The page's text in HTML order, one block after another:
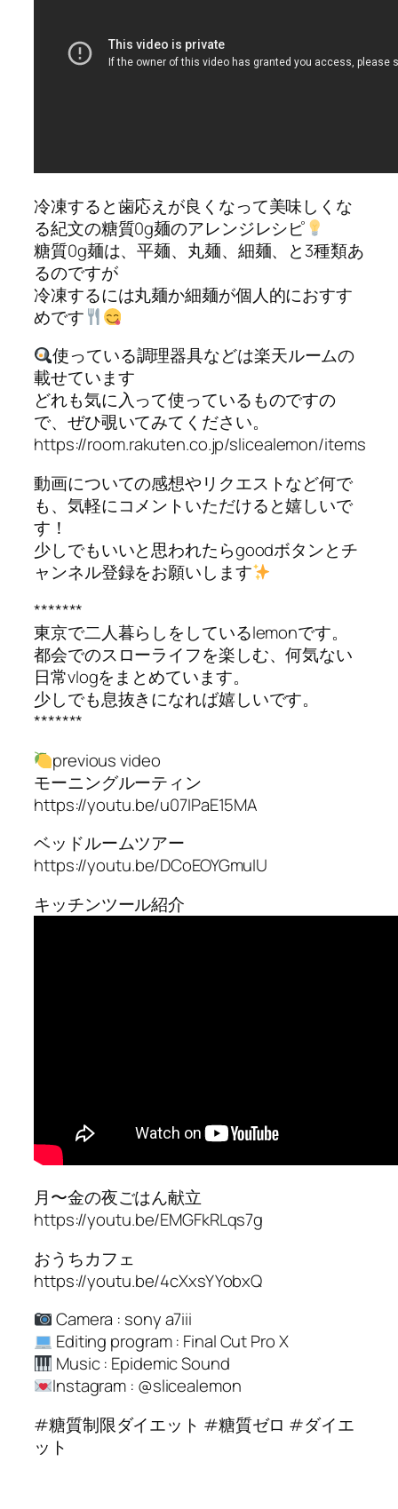
冷凍すると歯応えが良くなって美味しくな
る紀文の糖質0g麺のアレンジレシピ
糖質0g麺は、平麺、丸麺、細麺、と3種類あ
るのですが
冷凍するには丸麺か細麺が個人的におすす
めです
使っている調理器具などは楽天ルームの
載せています
どれも気に入って使っているものですの
で、ぜひ覗いてみてください。
https://room.rakuten.co.jp/slicealemon/items
動画についての感想やリクエストなど何で
も、気軽にコメントいただけると嬉しいで
す！
少しでもいいと思われたらgoodボタンとチ
ャンネル登録をお願いします
*******
東京で二人暮らしをしているlemonです。
都会でのスローライフを楽しむ、何気ない
日常vlogをまとめています。
少しでも息抜きになれば嬉しいです。
*******
previous video
モーニングルーティン
https://youtu.be/u07IPaE15MA
ベッドルームツアー
https://youtu.be/DCoEOYGmuIU
キッチンツール紹介
月〜金の夜ごはん献立
https://youtu.be/EMGFkRLqs7g
おうちカフェ
https://youtu.be/4cXxsYYobxQ
Camera : sony a7iii
Editing program : Final Cut Pro X
Music : Epidemic Sound
Instagram : @slicealemon
#糖質制限ダイエット #糖質ゼロ #ダイエ
ット